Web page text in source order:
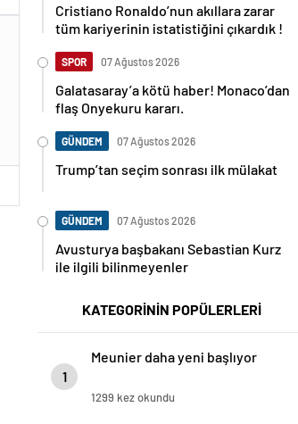
Cristiano Ronaldo’nun akıllara zarar
tüm kariyerinin istatistiğini çıkardık !
SPOR 07 Ağustos 2026
Galatasaray’a kötü haber! Monaco’dan
flaş Onyekuru kararı.
GÜNDEM 07 Ağustos 2026
Trump’tan seçim sonrası ilk mülakat
GÜNDEM 07 Ağustos 2026
Avusturya başbakanı Sebastian Kurz
ile ilgili bilinmeyenler
KATEGORİNİN POPÜLERLERİ
1
Meunier daha yeni başlıyor
1299 kez okundu